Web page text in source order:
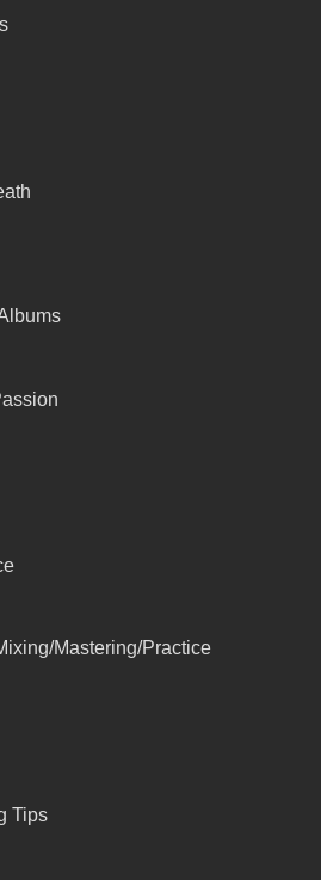
Mastering/Practice
Tips